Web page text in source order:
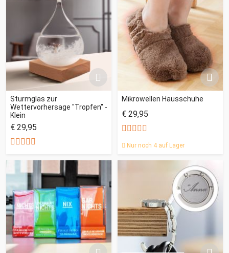
Sturmglas zur
Wettervorhersage "Tropfen" -
Klein
€ 29,95
Mikrowellen Hausschuhe
€ 29,95
Nur noch 4 auf Lager